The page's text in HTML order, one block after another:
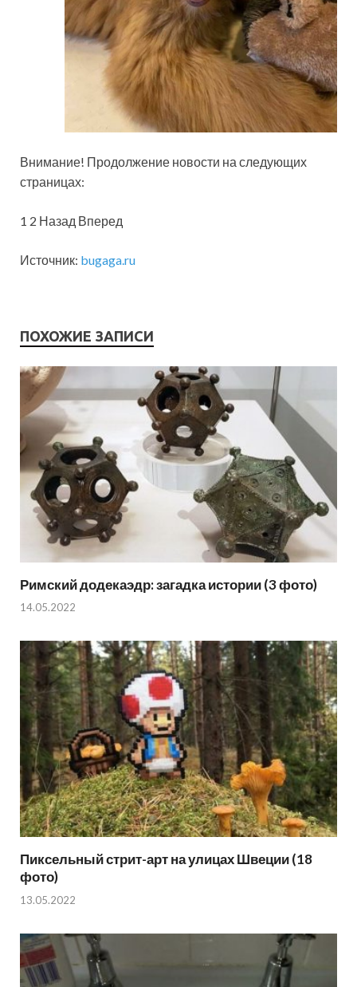
Внимание! Продолжение новости на следующих
страницах:
1 2 Назад Вперед
Источник: bugaga.ru
ПОХОЖИЕ ЗАПИСИ
Римский додекаэдр: загадка истории (3 фото)
14.05.2022
Пиксельный стрит-арт на улицах Швеции (18
фото)
13.05.2022